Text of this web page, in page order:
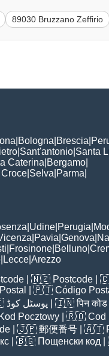
89030 Bruzzano Zeffirio
Bologna Brescia
Sant'antonio Santa
Caterina Bergamo
Selva Parma
Udine Perugia
Pavia Genova
Frosinone Belluno
Lecce Arezzo
| 🇳🇿 Postcode |
| 🇵🇹 Código
پوسٹل کوڈ | 🇮🇳पिन कोड
Kod Pocztowy | 🇷🇴 Cod
| 🇯🇵 郵便番号 | 🇦🇹
| 🇧🇬 Пощенски код